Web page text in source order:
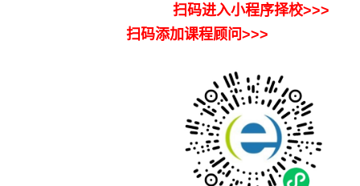
扫码进入小程序择校>>>
扫码添加课程顾问>>>